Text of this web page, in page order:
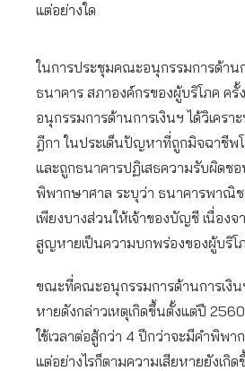
แต่อย่างใด
ในการประชุมคณะอนุกรรมการด้าน
ธนาคาร สภาองค์กรของผู้บริโภค
อนุกรรมการด้านการเงินฯ ได้วิเคร
ฎีกา ในประเด็นปัญหาที่ถูกมิจฉาชีพ
และถูกธนาคารปฏิเสธความรับผิดช
พิพากษาศาล ระบุว่า ธนาคารพาณิช
เพียงบางส่วนให้เจ้าของบัญชี เนื่องจ
สูญหายเป็นความบกพร่องของผู้บริโ
ขณะที่คณะอนุกรรมการด้านการเงิน
หายดังกล่าวเหตุเกิดขึ้นตั้งแต่ปี
ใช้เวลาต่อสู้กว่า 4 ปีกว่าจะมีคำพิพ
แต่อย่างไรก็ตามความเสียหายยังเกิ